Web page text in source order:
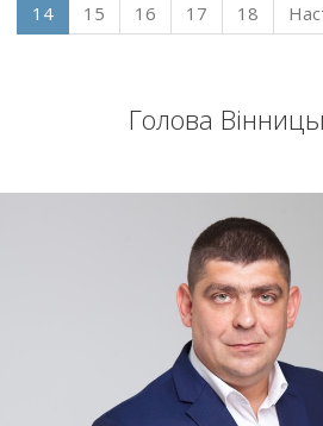
Голова
14
15 16 17 18